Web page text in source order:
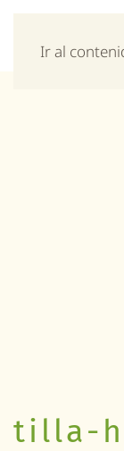
Ir al
tilla-